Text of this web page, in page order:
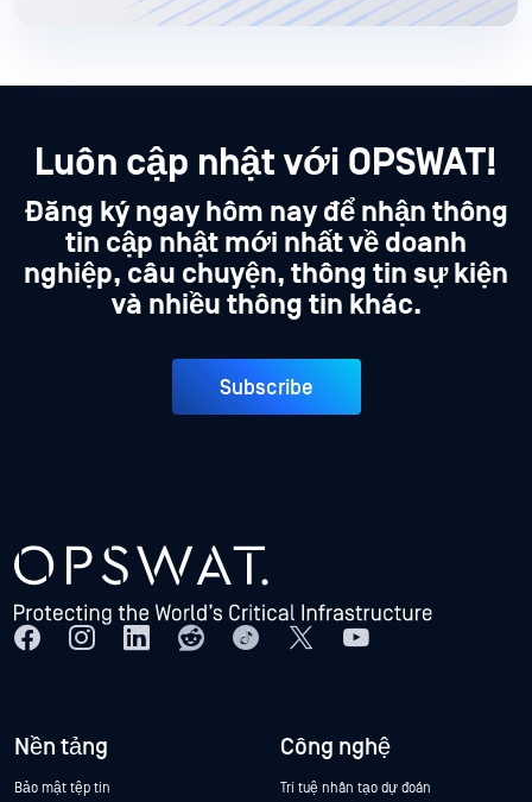
Luôn cập nhật với OPSWAT!
Đăng ký ngay hôm nay để nhận thông
tin cập nhật mới nhất về doanh
nghiệp, câu chuyện, thông tin sự kiện
và nhiều thông tin khác.
Subscribe
Nền tảng
Bảo mật tệp tin
Công nghệ
Trí tuệ nhân tạo dự đoán